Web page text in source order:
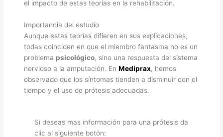
el impacto de estas teorías en la rehabilitación.
Importancia del estudio
Aunque estas teorías difieren en sus explicaciones,
todas coinciden en que el miembro fantasma no es un
problema psicológico, sino una respuesta del sistema
nervioso a la amputación. EnMediprax, hemos
observado que los síntomas tienden a disminuir con el
tiempo y el uso de prótesis adecuadas.
Si deseas mas información para una prótesis da
clic al siguiente botón:​